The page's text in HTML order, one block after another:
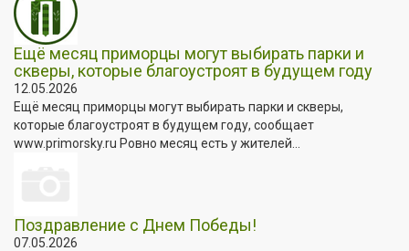
Ещё месяц приморцы могут выбирать парки и
скверы, которые благоустроят в будущем году
12.05.2026
Ещё месяц приморцы могут выбирать парки и скверы,
которые благоустроят в будущем году, сообщает
www.primorsky.ru Ровно месяц есть у жителей...
Поздравление с Днем Победы!
07.05.2026